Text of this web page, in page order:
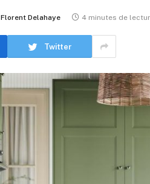
Florent Delahaye 4 minutes de
Twitter